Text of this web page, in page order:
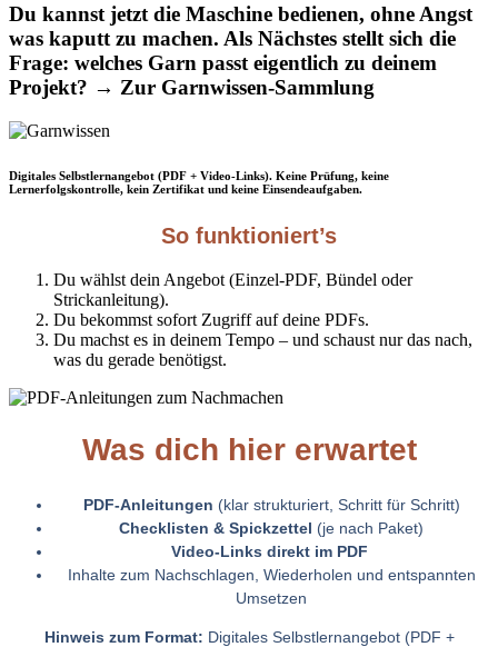
Du kannst jetzt die Maschine bedienen, ohne Angst
was kaputt zu machen. Als Nächstes stellt sich die
Frage: welches Garn passt eigentlich zu deinem
Projekt? → Zur Garnwissen-Sammlung
Digitales Selbstlernangebot (PDF + Video‑Links). Keine Prüfung, keine
Lernerfolgskontrolle, kein Zertifikat und keine Einsendeaufgaben.
So funktioniert’s
Du wählst dein Angebot (Einzel‑PDF, Bündel oder
Strickanleitung).
Du bekommst sofort Zugriff auf deine PDFs.
Du machst es in deinem Tempo – und schaust nur das nach,
was du gerade benötigst.
Was dich hier erwartet
PDF‑Anleitungen (klar strukturiert, Schritt für Schritt)
Checklisten & Spickzettel (je nach Paket)
Video‑Links direkt im PDF
Inhalte zum Nachschlagen, Wiederholen und entspannten
Umsetzen
Hinweis zum Format: Digitales Selbstlernangebot (PDF +